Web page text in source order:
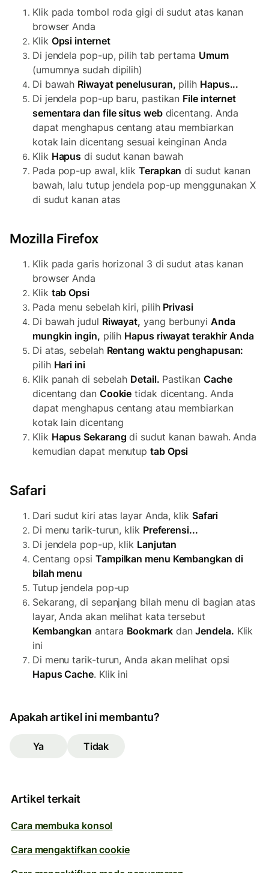
Klik pada tombol roda gigi di sudut atas kanan
browser Anda
Klik Opsi internet
Di jendela pop-up, pilih tab pertama Umum
(umumnya sudah dipilih)
Di bawah Riwayat penelusuran, pilih Hapus...
Di jendela pop-up baru, pastikan File internet
sementara dan file situs webdicentang. Anda
dapat menghapus centang atau membiarkan
kotak lain dicentang sesuai keinginan Anda
Klik Hapus di sudut kanan bawah
Pada pop-up awal, klikTerapkan di sudut kanan
bawah, lalu tutup jendela pop-up menggunakan X
di sudut kanan atas
Mozilla Firefox
Klik pada garis horizonal 3 di sudut atas kanan
browser Anda
Klik tab Opsi
Pada menu sebelah kiri, pilih Privasi
Di bawah judul Riwayat, yang berbunyi Anda
mungkin ingin, pilih Hapus riwayat terakhir Anda
Di atas, sebelah Rentang waktu penghapusan:
pilih Hari ini
Klik panah di sebelah Detail. Pastikan Cache
dicentang dan Cookie tidak dicentang. Anda
dapat menghapus centang atau membiarkan
kotak lain dicentang
Klik Hapus Sekarang di sudut kanan bawah. Anda
kemudian dapat menutuptab Opsi
Safari
Dari sudut kiri atas layar Anda, klik Safari
Di menu tarik-turun, klik Preferensi...
Di jendela pop-up, klik Lanjutan
Centang opsi Tampilkan menu Kembangkan di
bilah menu
Tutup jendela pop-up
Sekarang, di sepanjang bilah menu di bagian atas
layar, Anda akan melihat kata tersebut
Kembangkan antara BookmarkdanJendela. Klik
ini
Di menu tarik-turun, Anda akan melihat opsi
Hapus Cache. Klik ini
Apakah artikel ini membantu?
Ya Tidak
Artikel terkait
Cara membuka konsol
Cara mengaktifkan cookie